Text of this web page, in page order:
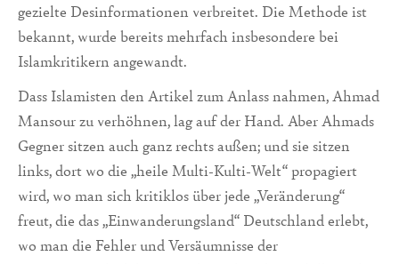
gezielte Desinformationen verbreitet. Die Methode ist
bekannt, wurde bereits mehrfach insbesondere bei
Islamkritikern angewandt.
Dass Islamisten den Artikel zum Anlass nahmen, Ahmad
Mansour zu verhöhnen, lag auf der Hand. Aber Ahmads
Gegner sitzen auch ganz rechts außen; und sie sitzen
links, dort wo die „heile Multi-Kulti-Welt“ propagiert
wird, wo man sich kritiklos über jede „Veränderung“
freut, die das „Einwanderungsland“ Deutschland erlebt,
wo man die Fehler und Versäumnisse der